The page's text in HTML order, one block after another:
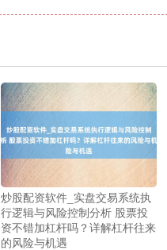
炒股配资软件_实盘交易系统执
行逻辑与风险控制分析 股票投
资不错加杠杆吗？详解杠杆往来
的风险与机遇